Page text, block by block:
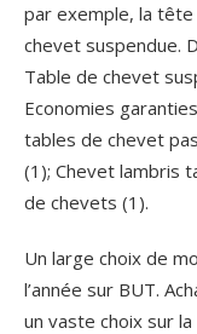
par exemple, la
chevet suspendue.
Table de chevet
Economies
tables de chevet
(1); Chevet lambris
de chevets (1).
Un large choix de
l’année sur BUT.
un vaste choix sur